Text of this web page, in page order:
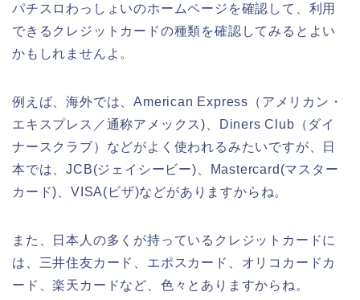
パチスロわっしょいのホームページを確認して、利用
できるクレジットカードの種類を確認してみるとよい
かもしれませんよ。
例えば、海外では、American Express（アメリカン・
エキスプレス／通称アメックス)、Diners Club（ダイ
ナースクラブ）などがよく使われるみたいですが、日
本では、JCB(ジェイシービー)、Mastercard(マスター
カード)、VISA(ビザ)などがありますからね。
また、日本人の多くが持っているクレジットカードに
は、三井住友カード、エポスカード、オリコカードカ
ード、楽天カードなど、色々とありますからね。